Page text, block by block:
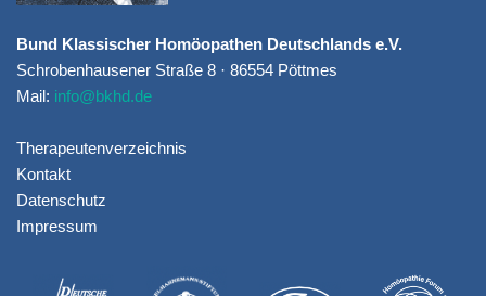
Bund Klassischer Homöopathen Deutschlands e.V.
Schrobenhausener Straße 8 · 86554 Pöttmes
Mail: info@bkhd.de
Therapeutenverzeichnis
Kontakt
Datenschutz
Impressum